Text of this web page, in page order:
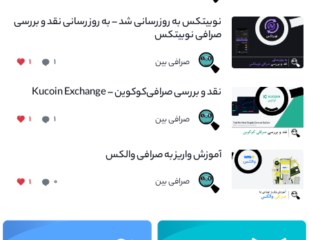
نوبیتکس به روزرسانی شد – به روز رسانی نقد و بررسی
صرافی نوبیتکس
صرافی بین ۱ ۱
نقد و بررسی صرافی‌کوکوین – Kucoin Exchange
صرافی بین ۱ ۱
آموزش واریز به صرافی والکس
صرافی بین ۰ ۱